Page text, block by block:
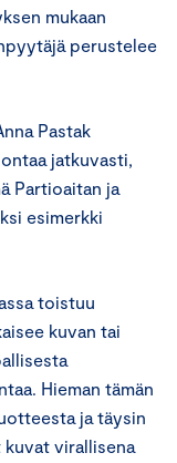
mukaan
perustelee
Pastak
jatkuvasti,
Partioaitan ja
esimerkki
toistuu
kuvan tai
Hieman tämän
ja täysin
kuvat virallisena